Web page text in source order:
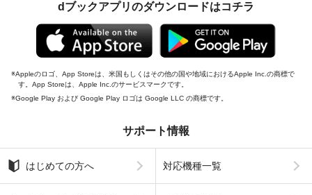
dブックアプリのダウンロードはコチラ
Appleのロゴ、App Storeは、米国もしくはその他の国や地域におけるApple Inc.の商標で
す。App Storeは、Apple Inc.のサービスマークです。
Google Play および Google Play ロゴは Google LLC の商標です。
サポート情報
はじめての方へ 対応機種一覧